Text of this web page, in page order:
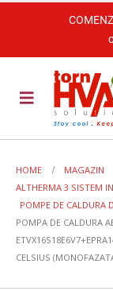
HOME
MAGAZIN
ALTHERMA 3 SISTEM
POMPE DE CALDURA
POMPA DE CALDURA
CELSIUS